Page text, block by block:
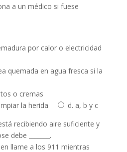
a un médico si fuese
por calor o electricidad
quemada en agua fresca si la
o cremas
la herida
d. a, b y c
recibiendo aire suficiente y
debe _______.
llame a los 911 mientras